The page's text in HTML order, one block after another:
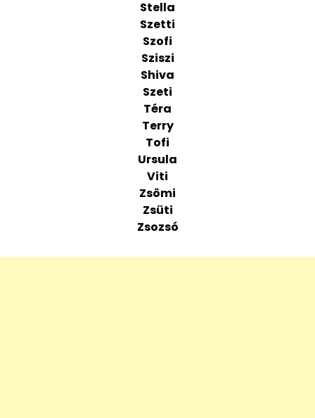
Stella
Szetti
Szofi
Sziszi
Shiva
Szeti
Téra
Terry
Tofi
Ursula
Viti
Zsömi
Zsüti
Zsozsó